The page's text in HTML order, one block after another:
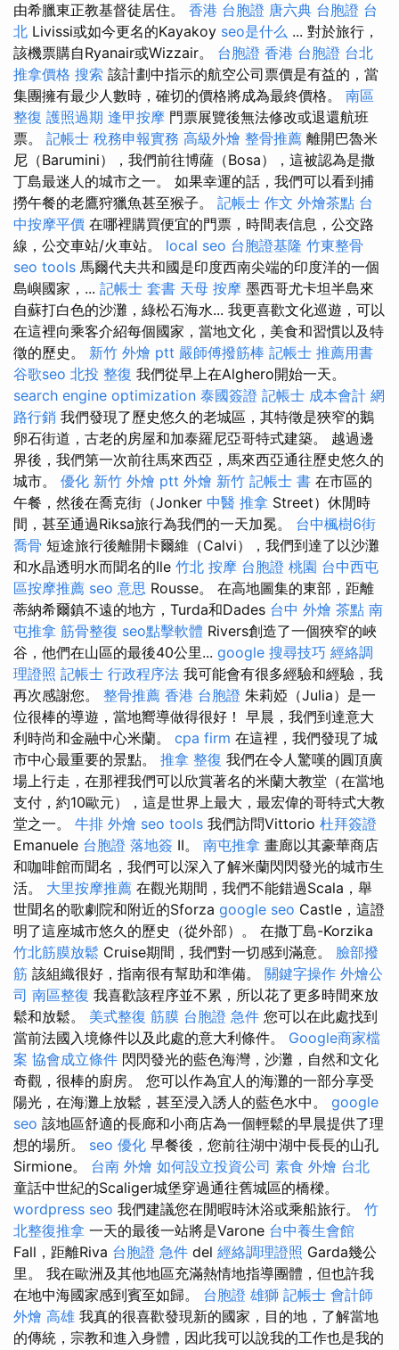
由希臘東正教基督徒居住。 香港 台胞證 唐六典 台胞證 台
北 Livissi或如今更名的Kayakoy seo是什么 ... 對於旅行，
該機票購自Ryanair或Wizzair。 台胞證 香港 台胞證 台北
推拿價格 搜索 該計劃中指示的航空公司票價是有益的，當
集團擁有最少人數時，確切的價格將成為最終價格。 南區
整復 護照過期 逢甲按摩 門票展覽後無法修改或退還航班
票。 記帳士 稅務申報實務 高級外燴 整骨推薦 離開巴魯米
尼（Barumini），我們前往博薩（Bosa），這被認為是撒
丁島最迷人的城市之一。 如果幸運的話，我們可以看到捕
撈午餐的老鷹狩獵魚甚至猴子。 記帳士 作文 外燴茶點 台
中按摩平價 在哪裡購買便宜的門票，時間表信息，公交路
線，公交車站/火車站。 local seo 台胞證基隆 竹東整骨
seo tools 馬爾代夫共和國是印度西南尖端的印度洋的一個
島嶼國家，... 記帳士 套書 天母 按摩 墨西哥尤卡坦半島來
自蘇打白色的沙灘，綠松石海水... 我更喜歡文化巡遊，可以
在這裡向乘客介紹每個國家，當地文化，美食和習慣以及特
徵的歷史。 新竹 外燴 ptt 嚴師傅撥筋棒 記帳士 推薦用書
谷歌seo 北投 整復 我們從早上在Alghero開始一天。
search engine optimization 泰國簽證 記帳士 成本會計 網
路行銷 我們發現了歷史悠久的老城區，其特徵是狹窄的鵝
卵石街道，古老的房屋和加泰羅尼亞哥特式建築。 越過邊
界後，我們第一次前往馬來西亞，馬來西亞通往歷史悠久的
城市。 優化 新竹 外燴 ptt 外燴 新竹 記帳士 書 在市區的
午餐，然後在喬克街（Jonker 中醫 推拿 Street）休閒時
間，甚至通過Riksa旅行為我們的一天加冕。 台中楓樹6街
喬骨 短途旅行後離開卡爾維（Calvi），我們到達了以沙灘
和水晶透明水而聞名的Ile 竹北 按摩 台胞證 桃園 台中西屯
區按摩推薦 seo 意思 Rousse。 在高地圖集的東部，距離
蒂納希爾鎮不遠的地方，Turda和Dades 台中 外燴 茶點 南
屯推拿 筋骨整復 seo點擊軟體 Rivers創造了一個狹窄的峽
谷，他們在山區的最後40公里... google 搜尋技巧 經絡調
理證照 記帳士 行政程序法 我可能會有很多經驗和經驗，我
再次感謝您。 整骨推薦 香港 台胞證 朱莉婭（Julia）是一
位很棒的導遊，當地嚮導做得很好！ 早晨，我們到達意大
利時尚和金融中心米蘭。 cpa firm 在這裡，我們發現了城
市中心最重要的景點。 推拿 整復 我們在令人驚嘆的圓頂廣
場上行走，在那裡我們可以欣賞著名的米蘭大教堂（在當地
支付，約10歐元），這是世界上最大，最宏偉的哥特式大教
堂之一。 牛排 外燴 seo tools 我們訪問Vittorio 杜拜簽證
Emanuele 台胞證 落地簽 II。 南屯推拿 畫廊以其豪華商店
和咖啡館而聞名，我們可以深入了解米蘭閃閃發光的城市生
活。 大里按摩推薦 在觀光期間，我們不能錯過Scala，舉
世聞名的歌劇院和附近的Sforza google seo Castle，這證
明了這座城市悠久的歷史（從外部）。 在撒丁島-Korzika
竹北筋膜放鬆 Cruise期間，我們對一切感到滿意。 臉部撥
筋 該組織很好，指南很有幫助和準備。 關鍵字操作 外燴公
司 南區整復 我喜歡該程序並不累，所以花了更多時間來放
鬆和放鬆。 美式整復 筋膜 台胞證 急件 您可以在此處找到
當前法國入境條件以及此處的意大利條件。 Google商家檔
案 協會成立條件 閃閃發光的藍色海灣，沙灘，自然和文化
奇觀，很棒的廚房。 您可以作為宜人的海灘的一部分享受
陽光，在海灘上放鬆，甚至浸入誘人的藍色水中。 google
seo 該地區舒適的長廊和小商店為一個輕鬆的早晨提供了理
想的場所。 seo 優化 早餐後，您前往湖中湖中長長的山孔
Sirmione。 台南 外燴 如何設立投資公司 素食 外燴 台北
童話中世紀的Scaliger城堡穿過通往舊城區的橋樑。
wordpress seo 我們建議您在閒暇時沐浴或乘船旅行。 竹
北整復推拿 一天的最後一站將是Varone 台中養生會館
Fall，距離Riva 台胞證 急件 del 經絡調理證照 Garda幾公
里。 我在歐洲及其他地區充滿熱情地指導團體，但也許我
在地中海國家感到賓至如歸。 台胞證 雄獅 記帳士 會計師
外燴 高雄 我真的很喜歡發現新的國家，目的地，了解當地
的傳統，宗教和進入身體，因此我可以說我的工作也是我的